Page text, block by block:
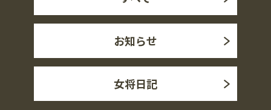
お知らせ
女将日記